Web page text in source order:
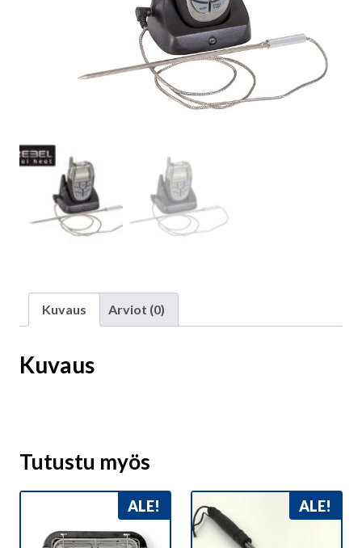
Kuvaus Arviot (0)
Kuvaus
Tutustu myös
ALE! ALE!